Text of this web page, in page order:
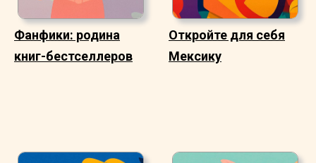
Фанфики: родина
книг-бестселлеров
Откройте для себя
Мексику